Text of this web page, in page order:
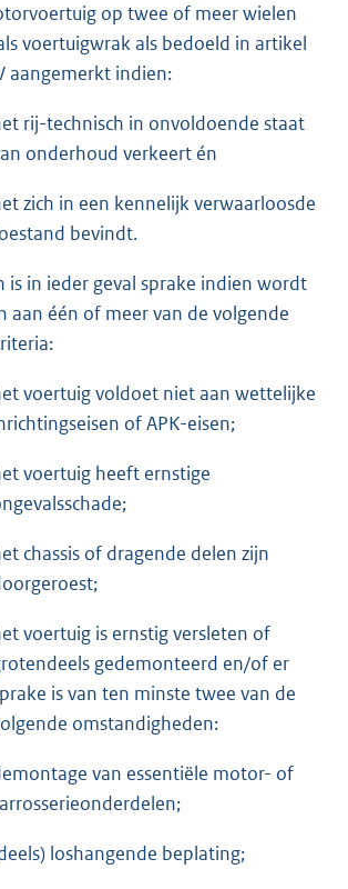
op twee of meer wielen
voertuigwrak als bedoeld in artikel
aangemerkt indien:
rij-technisch in onvoldoende staat
onderhoud verkeert én
zich in een kennelijk verwaarloosde
bevindt.
is in ieder geval sprake indien wordt
aan één of meer van de volgende
voertuig voldoet niet aan wettelijke
of APK-eisen;
voertuig heeft ernstige
chassis of dragende delen zijn
voertuig is ernstig versleten of
gedemonteerd en/of er
is van ten minste twee van de
omstandigheden:
van essentiële motor- of
loshangende beplating;